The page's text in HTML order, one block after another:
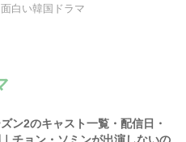
面白い韓国ドラマ
ン2のキャスト一覧・配信日・